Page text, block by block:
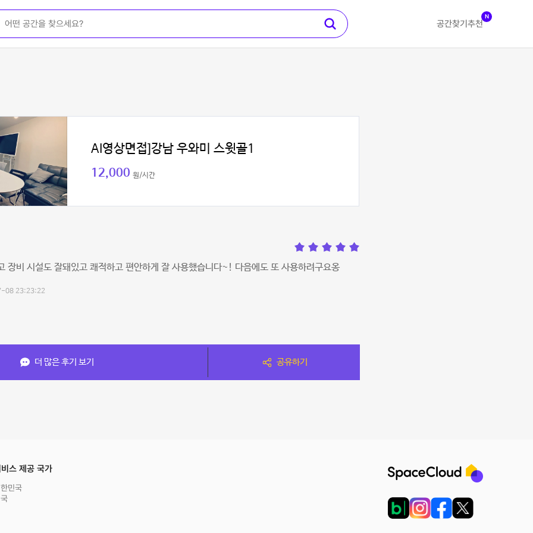
공간찾기 추천
N
AI영상면접]강남 우와미 스윗골1
12,000 원/시간
장비 시설도 잘돼있고 쾌적하고 편안하게 잘 사용했습니다~! 다음에도 또 사용하려구요옹
08 23:23:22
더 많은 후기 보기 공유하기
스 제공 국가
민국